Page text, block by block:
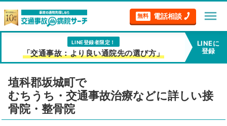
無料 電話相談 menu
LINE登録者限定！
「交通事故：より良い通院先の選び方」
LINEに
登録
埴科郡坂城町で
むちうち・交通事故治療などに詳しい接
骨院・整骨院